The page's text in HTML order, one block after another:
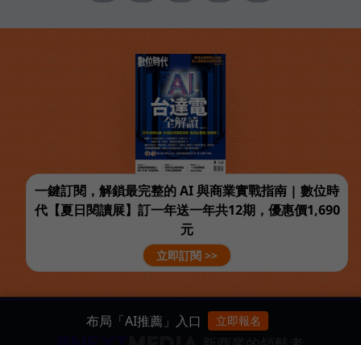
一鍵訂閱，解鎖最完整的 AI 與商業實戰指南 | 數位時
代【夏日閱讀展】訂一年送一年共12期，優惠價1,690
元
立即訂閱 >>
布局「AI推薦」入口 立即報名